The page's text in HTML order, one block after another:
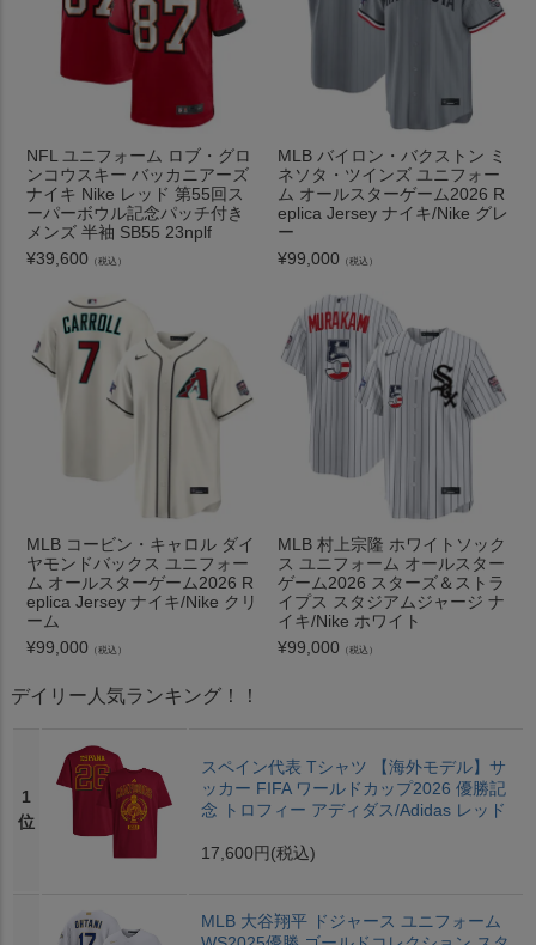
NFL ユニフォーム ロブ・グロ
ンコウスキー バッカニアーズ
ナイキ Nike レッド 第55回ス
ーパーボウル記念パッチ付き
メンズ 半袖 SB55 23nplf
¥39,600 （税込）
MLB バイロン・バクストン ミ
ネソタ・ツインズ ユニフォー
ム オールスターゲーム2026 R
eplica Jersey ナイキ/Nike グレ
ー
¥99,000 （税込）
MLB コービン・キャロル ダイ
ヤモンドバックス ユニフォー
ム オールスターゲーム2026 R
eplica Jersey ナイキ/Nike クリ
ーム
¥99,000 （税込）
MLB 村上宗隆 ホワイトソック
ス ユニフォーム オールスター
ゲーム2026 スターズ＆ストラ
イプス スタジアムジャージ ナ
イキ/Nike ホワイト
¥99,000 （税込）
デイリー人気ランキング！！
1
位
スペイン代表 Tシャツ 【海外モデル】サ
ッカー FIFA ワールドカップ2026 優勝記
念 トロフィー アディダス/Adidas レッド
17,600円 (税込)
MLB 大谷翔平 ドジャース ユニフォーム